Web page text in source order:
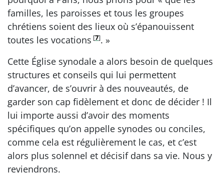
familles, les paroisses et tous les groupes
chrétiens soient des lieux où s’épanouissent
toutes les vocations [7]. »
Cette Église synodale a alors besoin de quelques
structures et conseils qui lui permettent
d’avancer, de s’ouvrir à des nouveautés, de
garder son cap fidèlement et donc de décider ! Il
lui importe aussi d’avoir des moments
spécifiques qu’on appelle synodes ou conciles,
comme cela est régulièrement le cas, et c’est
alors plus solennel et décisif dans sa vie. Nous y
reviendrons.